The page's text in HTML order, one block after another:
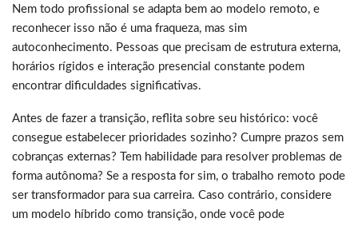
Nem todo profissional se adapta bem ao modelo remoto, e
reconhecer isso não é uma fraqueza, mas sim
autoconhecimento. Pessoas que precisam de estrutura externa,
horários rígidos e interação presencial constante podem
encontrar dificuldades significativas.
Antes de fazer a transição, reflita sobre seu histórico: você
consegue estabelecer prioridades sozinho? Cumpre prazos sem
cobranças externas? Tem habilidade para resolver problemas de
forma autônoma? Se a resposta for sim, o trabalho remoto pode
ser transformador para sua carreira. Caso contrário, considere
um modelo híbrido como transição, onde você pode